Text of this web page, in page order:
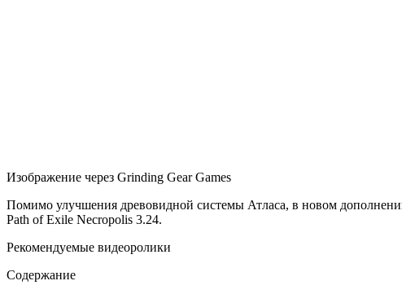
Изображение через Grinding Gear Games
Помимо улучшения древовидной системы Атласа, в новом
Path of Exile Necropolis 3.24.
Рекомендуемые видеоролики
Содержание